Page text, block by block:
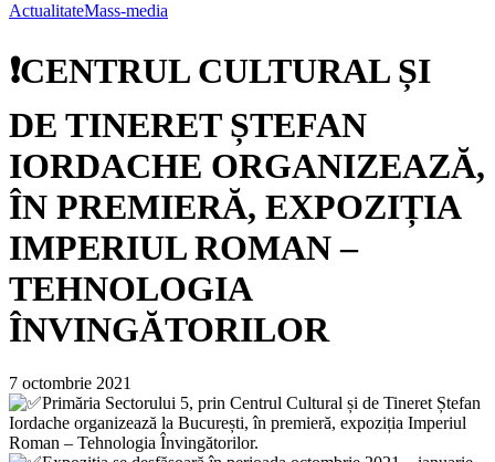
ActualitateMass-media
❗CENTRUL CULTURAL ȘI
DE TINERET ȘTEFAN
IORDACHE ORGANIZEAZĂ,
ÎN PREMIERĂ, EXPOZIȚIA
IMPERIUL ROMAN –
TEHNOLOGIA
ÎNVINGĂTORILOR
7 octombrie 2021
Primăria Sectorului 5, prin Centrul Cultural și de Tineret Ștefan
Iordache organizează la București, în premieră, expoziția Imperiul
Roman – Tehnologia Învingătorilor.